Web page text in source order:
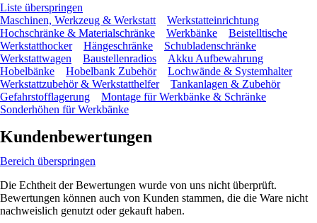
Liste überspringen
Maschinen, Werkzeug & Werkstatt
Werkstatteinrichtung
Hochschränke & Materialschränke
Werkbänke
Beistelltische
Werkstatthocker
Hängeschränke
Schubladenschränke
Werkstattwagen
Baustellenradios
Akku Aufbewahrung
Hobelbänke
Hobelbank Zubehör
Lochwände & Systemhalter
Werkstattzubehör & Werkstatthelfer
Tankanlagen & Zubehör
Gefahrstofflagerung
Montage für Werkbänke & Schränke
Sonderhöhen für Werkbänke
Kundenbewertungen
Bereich überspringen
Die Echtheit der Bewertungen wurde von uns nicht überprüft.
Bewertungen können auch von Kunden stammen, die die Ware nicht
nachweislich genutzt oder gekauft haben.